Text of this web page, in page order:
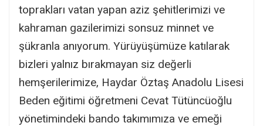
toprakları vatan yapan aziz şehitlerimizi ve
kahraman gazilerimizi sonsuz minnet ve
şükranla anıyorum. Yürüyüşümüze katılarak
bizleri yalnız bırakmayan siz değerli
hemşerilerimize, Haydar Öztaş Anadolu Lisesi
Beden eğitimi öğretmeni Cevat Tütüncüoğlu
yönetimindeki bando takımımıza ve emeği